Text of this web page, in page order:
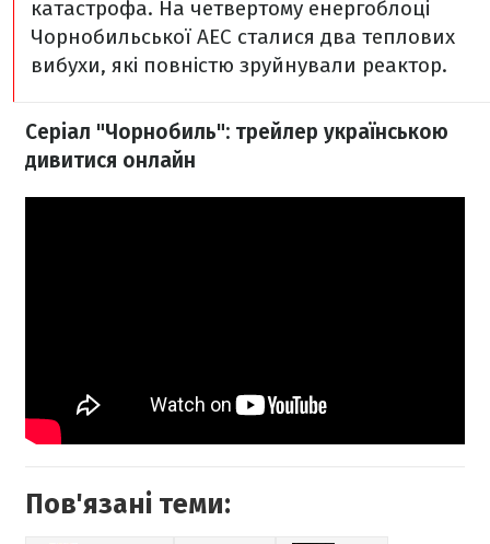
катастрофа. На четвертому енергоблоці
Чорнобильської АЕС сталися два теплових
вибухи, які повністю зруйнували реактор.
Серіал "Чорнобиль": трейлер українською
дивитися онлайн
Пов'язані теми: